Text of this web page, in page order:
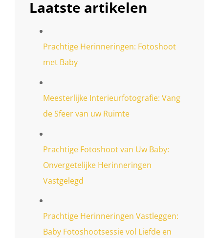
Laatste artikelen
Prachtige Herinneringen: Fotoshoot
met Baby
Meesterlijke Interieurfotografie: Vang
de Sfeer van uw Ruimte
Prachtige Fotoshoot van Uw Baby:
Onvergetelijke Herinneringen
Vastgelegd
Prachtige Herinneringen Vastleggen:
Baby Fotoshootsessie vol Liefde en